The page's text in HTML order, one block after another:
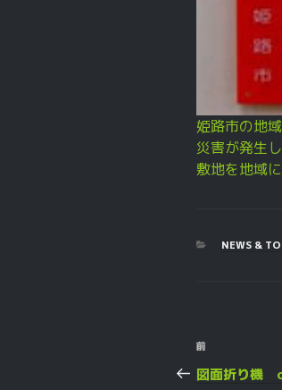
姫路市の地
災害が発生
敷地を地域
カ
NEWS &
投
稿
過
去
前
図面折り機